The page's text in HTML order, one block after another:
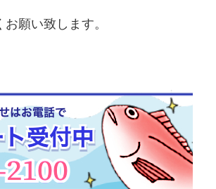
願い致します。